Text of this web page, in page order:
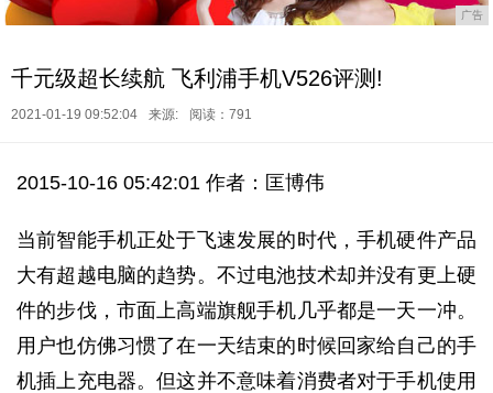
广告
千元级超长续航 飞利浦手机V526评测!
2021-01-19 09:52:04 来源: 阅读：791
2015-10-16 05:42:01 作者：匡博伟
当前智能手机正处于飞速发展的时代，手机硬件产品
大有超越电脑的趋势。不过电池技术却并没有更上硬
件的步伐，市面上高端旗舰手机几乎都是一天一冲。
用户也仿佛习惯了在一天结束的时候回家给自己的手
机插上充电器。但这并不意味着消费者对于手机使用